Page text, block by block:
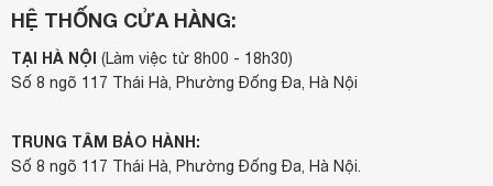
HỆ THỐNG CỬA HÀNG:
TẠI HÀ NỘI (Làm việc từ 8h00 - 18h30)
Số 8 ngõ 117 Thái Hà, Phường Đống Đa, Hà Nội
TRUNG TÂM BẢO HÀNH:
Số 8 ngõ 117 Thái Hà, Phường Đống Đa, Hà Nội.